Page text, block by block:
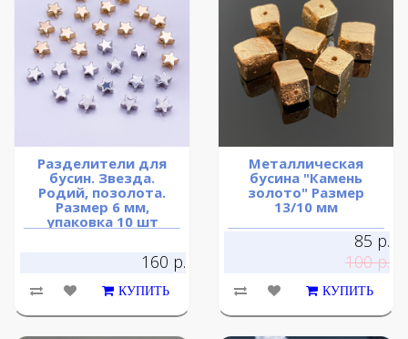
Разделители для
бусин. Звезда.
Родий, позолота.
Размер 6 мм,
упаковка 10 шт
160 р.
КУПИТЬ
Металлическая
бусина "Камень
золото" Размер
13/10 мм
85 р.
100 р.
КУПИТЬ